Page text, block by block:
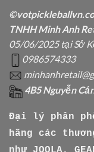
TNHH Minh Anh
05/06/2025 tại Sở
0986574333
4B5 Nguyễn
Đại lý phân
hãng các